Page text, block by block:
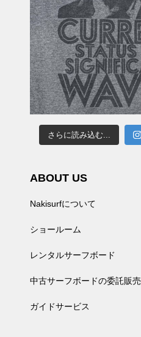
さらに読み込む...
ABOUT US
Nakisurfについて
ショールーム
レンタルサーフボード
中古サーフボードの委託販売
ガイドサービス